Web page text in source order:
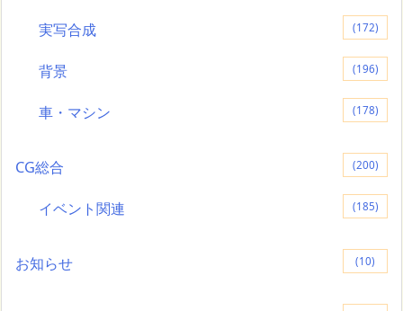
実写合成 (172)
背景 (196)
車・マシン (178)
CG総合 (200)
イベント関連 (185)
お知らせ (10)